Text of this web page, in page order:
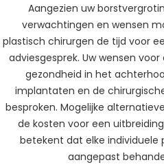
Aangezien uw
verwachtingen en wensen
plastisch chirurgen de tijd voor
adviesgesprek. Uw wensen
gezondheid in het
implantaten en de
besproken. Mogelijke
de kosten voor een
betekent dat elke
aangepast